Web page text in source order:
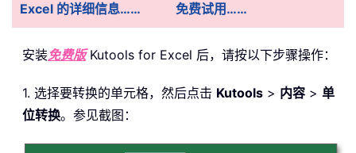
Excel 的详细信息……
免费试用……
安装免费版Kutools for Excel 后，请按以下步骤操作：
1. 选择要转换的单元格，然后点击 Kutools > 内容 > 单
位转换。参见截图：